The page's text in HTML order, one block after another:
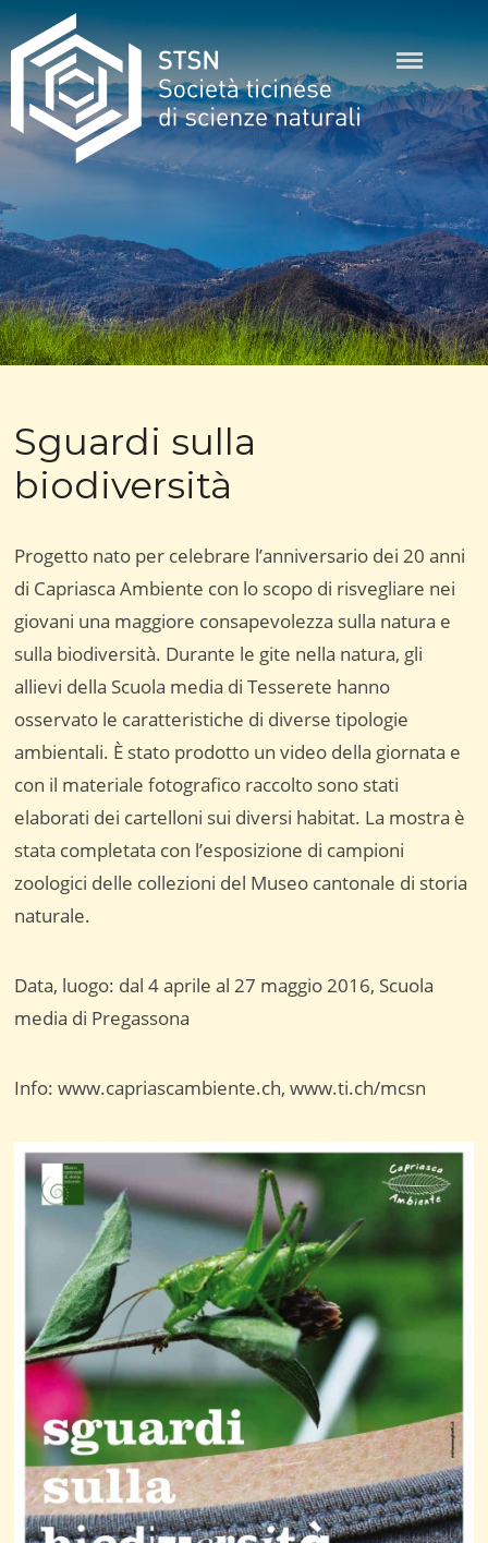
Skip
to
content
Sguardi sulla
biodiversità
Progetto nato per celebrare l’anniversario dei 20 anni
di Capriasca Ambiente con lo scopo di risvegliare nei
giovani una maggiore consapevolezza sulla natura e
sulla biodiversità. Durante le gite nella natura, gli
allievi della Scuola media di Tesserete hanno
osservato le caratteristiche di diverse tipologie
ambientali. È stato prodotto un video della giornata e
con il materiale fotografico raccolto sono stati
elaborati dei cartelloni sui diversi habitat. La mostra è
stata completata con l’esposizione di campioni
zoologici delle collezioni del Museo cantonale di storia
naturale.
Data, luogo: dal 4 aprile al 27 maggio 2016, Scuola
media di Pregassona
Info: www.capriascambiente.ch, www.ti.ch/mcsn